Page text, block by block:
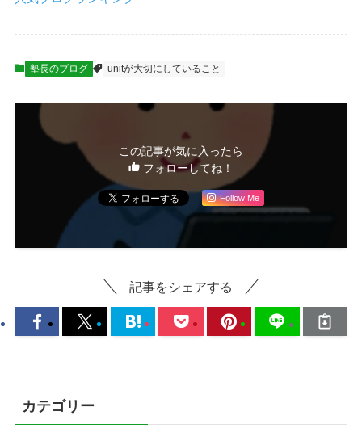
塾長のブログ unitが大切にしていること
この記事が気に入ったら
フォローしてね！
Follow Me
記事をシェアする
カテゴリー